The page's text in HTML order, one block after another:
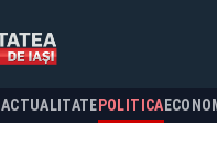
ACTUALITATE POLITICA